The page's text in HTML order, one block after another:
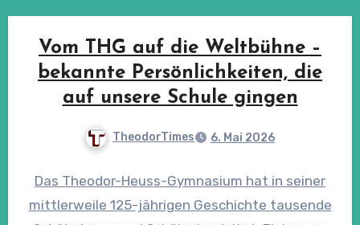
Vom THG auf die Weltbühne –
bekannte Persönlichkeiten, die
auf unsere Schule gingen
TheodorTimes 6. Mai 2026
Das Theodor-Heuss-Gymnasium hat in seiner
mittlerweile 125-jährigen Geschichte tausende